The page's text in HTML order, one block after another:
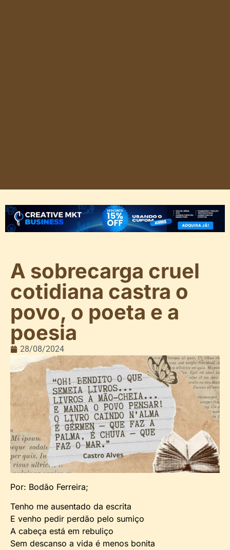
A sobrecarga cruel
cotidiana castra o
povo, o poeta e a
poesia
28/08/2024
Por: Bodão Ferreira;
Tenho me ausentado da escrita
E venho pedir perdão pelo sumiço
A cabeça está em rebuliço
Sem descanso a vida é menos bonita